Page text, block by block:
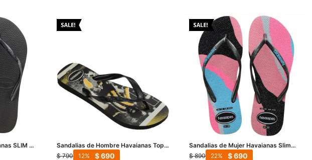
SLIM -
Sandalias de Hombre Havaianas Top
Athletic - Negro
$ 790 $ 690
12
Sandalias de Mujer Havaianas Slim
Pallete Glow - Negro
$ 890 $690
22